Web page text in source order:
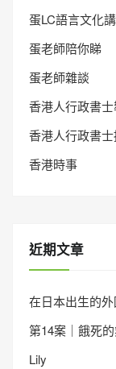
蛋LC語言文化
蛋老師陪你睇
蛋老師雜談
香港人行政書
香港人行政書
香港時事
近期文章
在日本出生的
第14案｜餓死
Lily